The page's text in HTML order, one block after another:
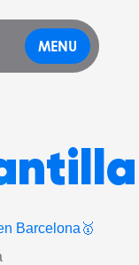
MENU
Barcelona🥇